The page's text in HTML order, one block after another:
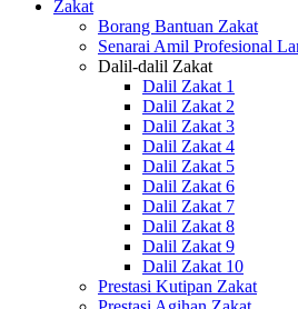
Zakat
Borang Bantuan Zakat
Senarai Amil Profesional
Dalil-dalil Zakat
Dalil Zakat 1
Dalil Zakat 2
Dalil Zakat 3
Dalil Zakat 4
Dalil Zakat 5
Dalil Zakat 6
Dalil Zakat 7
Dalil Zakat 8
Dalil Zakat 9
Dalil Zakat 10
Prestasi Kutipan Zakat